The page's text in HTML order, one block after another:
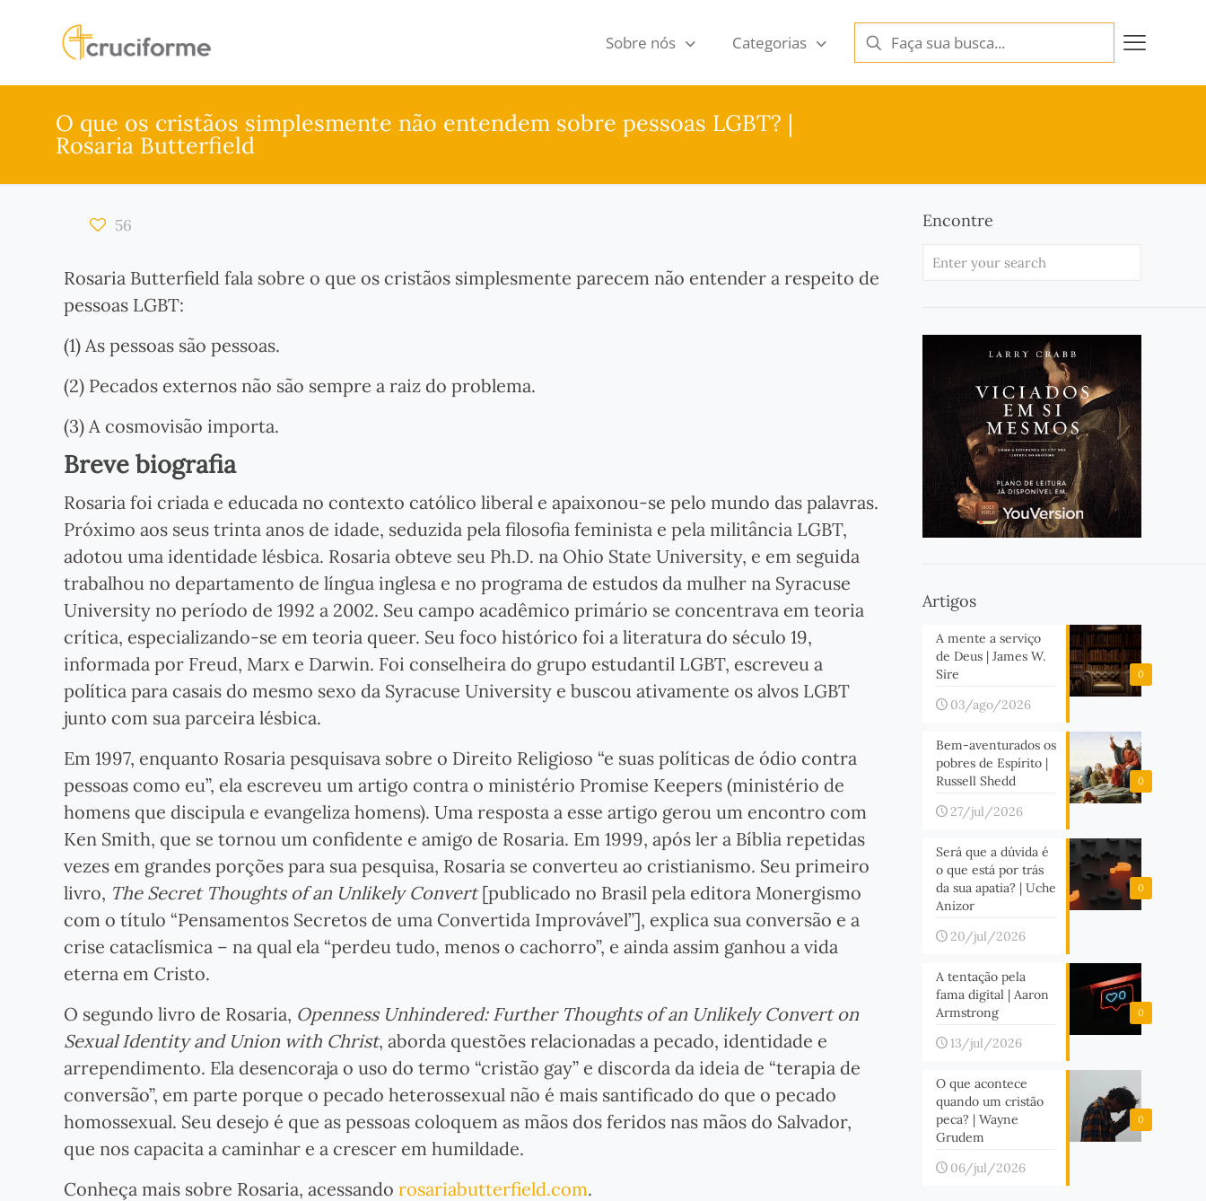
Sobre nós Categorias
O que os cristãos simplesmente não entendem sobre pessoas LGBT? |
Rosaria Butterfield
56
Rosaria Butterfield fala sobre o que os cristãos simplesmente parecem não entender a respeito de
pessoas LGBT:
(1)​ As pessoas são pessoas.
(2) Pecados externos não são sempre a raiz do problema.
(3) A cosmovisão importa.
Breve biografia
Rosaria foi criada e educada no contexto católico liberal e apaixonou-se pelo mundo das palavras.
Próximo aos seus trinta anos de idade, seduzida pela filosofia feminista e pela militância LGBT,
adotou uma identidade lésbica. Rosaria obteve seu Ph.D. na Ohio State University, e em seguida
trabalhou no departamento de língua inglesa e no programa de estudos da mulher na Syracuse
University no período de 1992 a 2002. Seu campo acadêmico primário se concentrava em teoria
crítica, especializando-se em teoria queer. Seu foco histórico foi a literatura do século 19,
informada por Freud, Marx e Darwin. Foi conselheira do grupo estudantil LGBT, escreveu a
política para casais do mesmo sexo da Syracuse University e buscou ativamente os alvos LGBT
junto com sua parceira lésbica.
Em 1997, enquanto Rosaria pesquisava sobre o Direito Religioso “e suas políticas de ódio contra
pessoas como eu”, ela escreveu um artigo contra o ministério Promise Keepers (ministério de
homens que discipula e evangeliza homens). Uma resposta a esse artigo gerou um encontro com
Ken Smith, que se tornou um confidente e amigo de Rosaria. Em 1999, após ler a Bíblia repetidas
vezes em grandes porções para sua pesquisa, Rosaria se converteu ao cristianismo. Seu primeiro
livro, The Secret Thoughts of an Unlikely Convert[publicado no Brasil pela editora Monergismo
com o título “Pensamentos Secretos de uma Convertida Improvável”], explica sua conversão e a
crise cataclísmica – na qual ela “perdeu tudo, menos o cachorro”, e ainda assim ganhou a vida
eterna em Cristo.
O segundo livro de Rosaria, Openness Unhindered: Further Thoughts of an Unlikely Convert on
Sexual Identity and Union with Christ, aborda questões relacionadas a pecado, identidade e
arrependimento. Ela desencoraja o uso do termo “cristão gay” e discorda da ideia de “terapia de
conversão”, em parte porque o pecado heterossexual não é mais santificado do que o pecado
homossexual. Seu desejo é que as pessoas coloquem as mãos dos feridos nas mãos do Salvador,
que nos capacita a caminhar e a crescer em humildade.
Conheça mais sobre Rosaria, acessandorosariabutterfield.com.
Encontre
Artigos
0
A mente a serviço
de Deus | James W.
Sire
03/ago/2026
0
Bem-aventurados os
pobres de Espírito |
Russell Shedd
27/jul/2026
0
Será que a dúvida é
o que está por trás
da sua apatia? | Uche
Anizor
20/jul/2026
0
A tentação pela
fama digital | Aaron
Armstrong
13/jul/2026
0
O que acontece
quando um cristão
peca? | Wayne
Grudem
06/jul/2026